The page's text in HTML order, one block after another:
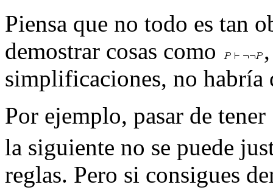
Piensa que no todo es tan
demostrar cosas como
simplificaciones, no habría
Por ejemplo, pasar de tener
la siguiente no se puede
reglas. Pero si consigues